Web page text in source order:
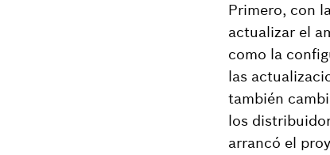
Primero, con
actualizar el
como la
las
también
los
arrancó el